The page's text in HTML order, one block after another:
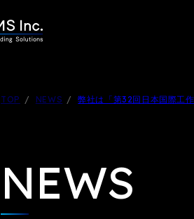
TOP NEWS 弊社は「第32回日本国際工
NEWS